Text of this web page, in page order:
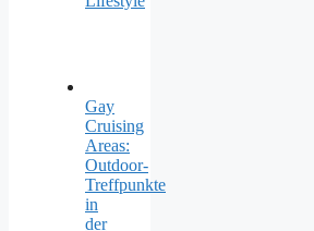
Gay
Cruising
Areas:
Outdoor-
Treffpunkte
in
der